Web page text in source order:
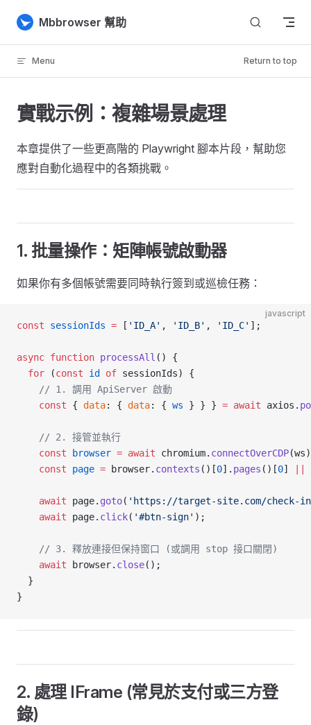
Skip to content
Mbbrowser 幫助
Menu Return to top
實戰示例：複雜場景處理
本章提供了一些更高階的 Playwright 腳本片段，幫助您
應對自動化過程中的各類挑戰。
1. 批量操作：矩陣帳號啟動器
如果你有多個帳號需要同時執行簽到或巡檢任務：
javascript
const sessionIds = [ 'ID_A' , 'ID_B' , 'ID_C' ];
async function processAll () {
  for
(const id of sessionIds) {
    // 1. 調用 ApiServer 啟動
    const
{ data: { data: { ws } } } = await axios.
    // 2. 接管並執行
    const
browser = await chromium. connectOverCDP
    const
page = browser. contexts ()[0]. pages ()[0]
    await
page. goto( 'https://target-site.com/check-
    await
page. click( '#btn-sign' );
    // 3. 釋放連接但保持窗口 (或調用 stop 接口關閉)
    await
browser. close();
  }
}
2. 處理 IFrame (常見於支付或三方登
錄)